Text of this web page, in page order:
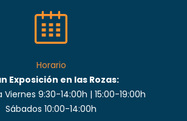
Horario
Exposición en las Rozas:
Viernes 9:30-14:00h | 15:00-19:00h
Sábados 10:00-14:00h